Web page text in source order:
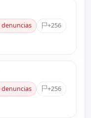
denuncias
+256
denuncias
+256